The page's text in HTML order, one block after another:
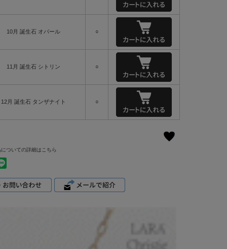
10月 誕生石 オパール ○
11月 誕生石 シトリン ○
12月 誕生石 タンザナイト ○
についての詳細はこちら